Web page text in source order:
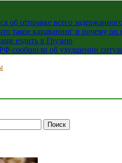
об отправке всего
такое караванинг и почему он
ездить в Грузию
сообщили об ухудшении